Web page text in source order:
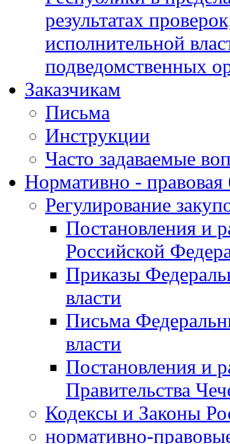
результатах
исполнительной
подведомственных
Заказчикам
Письма
Инструкции
Часто задаваемые
Нормативно - правовая
Регулирование
Постановления и
Российской
Приказы
власти
Письма
власти
Постановления и
Правительства
Кодексы и Законы
нормативно-